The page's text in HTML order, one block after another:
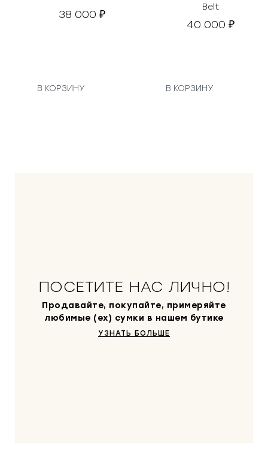
38 000₽
В КОРЗИНУ
Belt
40 000₽
В КОРЗИНУ
ПОСЕТИТЕ НАС ЛИЧНО!
Продавайте, покупайте, примеряйте
любимые (ex) сумки в нашем бутике
УЗНАТЬ БОЛЬШЕ